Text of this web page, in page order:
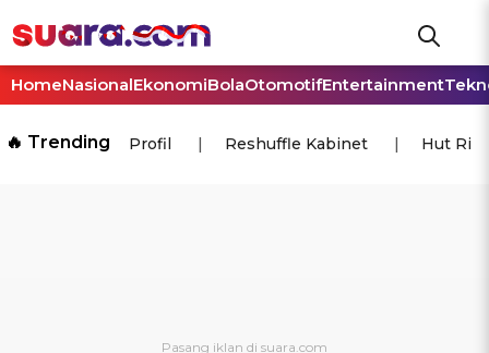
HomeNasionalEkonomiBolaOtomotifEntertainment
🔥 Trending Profil Reshuffle Kabinet Hut Ri